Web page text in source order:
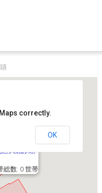
区大黒ふ頭
数: 0 世帯
correctly.
OK